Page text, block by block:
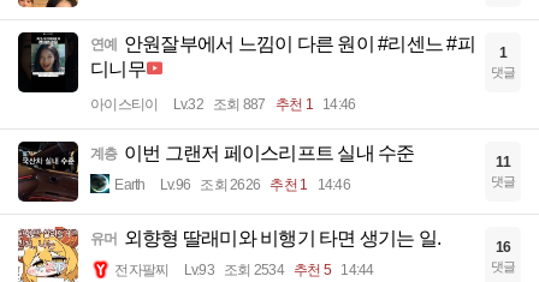
연예 안원잘부에서 느낌이 다른 원이 #리센느 #피
디니무
아이스티이 Lv.32 조회 887 추천 1 14:46
1
댓글
계층 이번 그랜저 페이스리프트 실내 수준
Earth Lv.96 조회 2626 추천 1 14:46
11
댓글
유머 외향형 딸래미와 비행기 타면 생기는 일.
전자팔찌 Lv.93 조회 2534 추천 5 14:44
16
댓글